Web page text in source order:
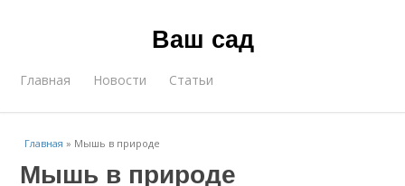
Ваш сад
Главная Новости Статьи
Главная » Мышь в природе
Мышь в природе